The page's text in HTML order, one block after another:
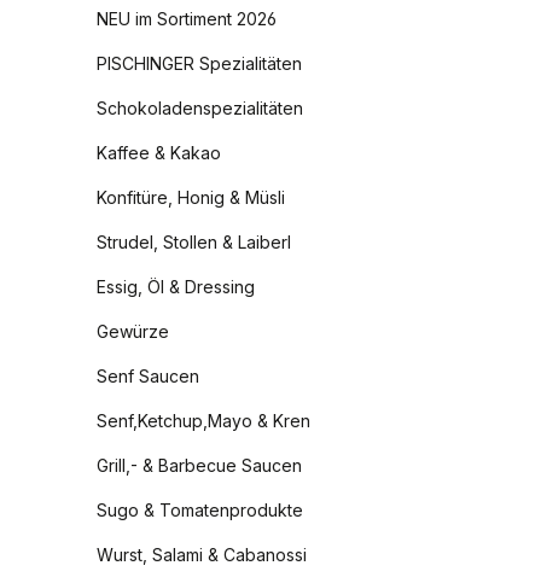
NEU im Sortiment 2026
PISCHINGER Spezialitäten
Schokoladenspezialitäten
Kaffee & Kakao
Konfitüre, Honig & Müsli
Strudel, Stollen & Laiberl
Essig, Öl & Dressing
Gewürze
Senf Saucen
Senf,Ketchup,Mayo & Kren
Grill,- & Barbecue Saucen
Sugo & Tomatenprodukte
Wurst, Salami & Cabanossi